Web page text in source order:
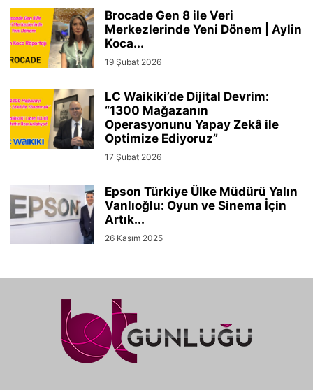
Brocade Gen 8 ile Veri
Merkezlerinde Yeni Dönem | Aylin
Koca...
19 Şubat 2026
LC Waikiki’de Dijital Devrim:
“1300 Mağazanın
Operasyonunu Yapay Zekâ ile
Optimize Ediyoruz”
17 Şubat 2026
Epson Türkiye Ülke Müdürü Yalın
Vanlıoğlu: Oyun ve Sinema İçin
Artık...
26 Kasım 2025